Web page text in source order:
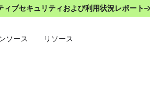
ブセキュリティおよび利用状況レポート
ソース リソース